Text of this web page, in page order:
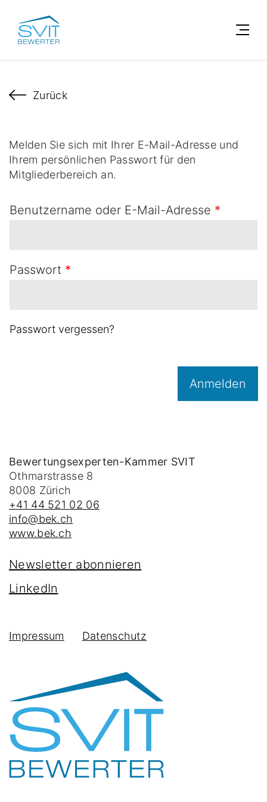
Zurück
Melden Sie sich mit Ihrer E-Mail-Adresse und
Ihrem persönlichen Passwort für den
Mitgliederbereich an.
Benutzername oder E-Mail-Adresse *
Passwort *
Passwort vergessen?
Anmelden
Bewertungsexperten-Kammer SVIT
Othmarstrasse 8
8008 Zürich
+41 44 521 02 06
info@bek.ch
www.bek.ch
Newsletter abonnieren
LinkedIn
Impressum Datenschutz